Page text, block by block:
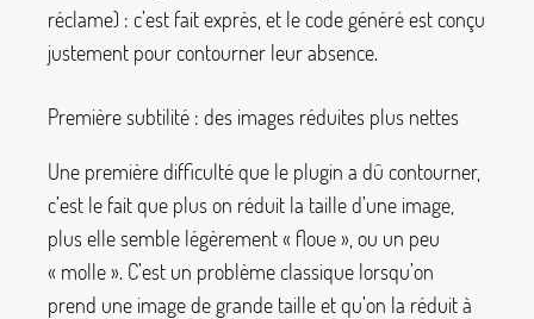
réclame) : c’est fait exprès, et le code généré est conçu
justement pour contourner leur absence.
Première subtilité : des images réduites plus nettes
Une première difficulté que le plugin a dû contourner,
c’est le fait que plus on réduit la taille d’une image,
plus elle semble légèrement « floue», ou un peu
« molle». C’est un problème classique lorsqu’on
prend une image de grande taille et qu’on la réduit à